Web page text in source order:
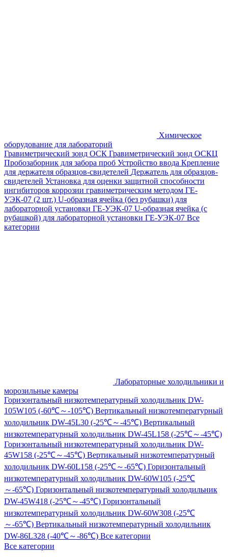
Химическое
оборудование для лабораторий
Гравиметрический зонд ОСК Гравиметрический зонд ОСКЦ
Пробозаборник для забора проб Устройство ввода Крепление
для держателя образцов-свидетелей Держатель для образцов-
свидетелей Установка для оценки защитной способности
ингибиторов коррозии гравиметрическим методом ГЕ-
УЭК-07 (2 шт.) U-образная ячейка (без рубашки) для
лабораторной установки ГЕ-УЭК-07 U-образная ячейка (с
рубашкой) для лабораторной установки ГЕ-УЭК-07 Все
категории
Лабораторные холодильники и
морозильные камеры
Горизонтальный низкотемпературный холодильник DW-
105W105 (-60℃～-105℃) Вертикальный низкотемпературный
холодильник DW-45L30 (-25℃～-45℃) Вертикальный
низкотемпературный холодильник DW-45L158 (-25℃～-45℃)
Горизонтальный низкотемпературный холодильник DW-
45W158 (-25℃～-45℃) Вертикальный низкотемпературный
холодильник DW-60L158 (-25℃～-65℃) Горизонтальный
низкотемпературный холодильник DW-60W105 (-25℃
～-65℃) Горизонтальный низкотемпературный холодильник
DW-45W418 (-25℃～-45℃) Горизонтальный
низкотемпературный холодильник DW-60W308 (-25℃
～-65℃) Вертикальный низкотемпературный холодильник
DW-86L328 (-40℃～-86℃) Все категории
Все категории